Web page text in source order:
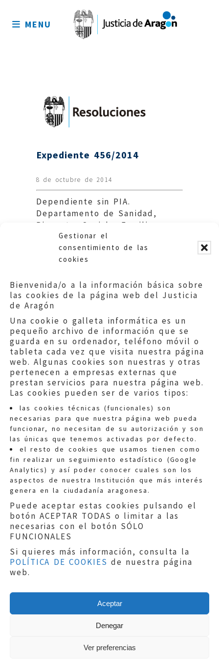
Gestionar el
consentimiento de las
cookies
Bienvenida/o a la información básica sobre
las cookies de la página web del Justicia
de Aragón
Una cookie o galleta informática es un
pequeño archivo de información que se
guarda en su ordenador, teléfono móvil o
tableta cada vez que visita nuestra página
web. Algunas cookies son nuestras y otras
pertenecen a empresas externas que
prestan servicios para nuestra página web.
Las cookies pueden ser de varios tipos:
las cookies técnicas (funcionales) son
necesarias para que nuestra página web pueda
funcionar, no necesitan de su autorización y son
las únicas que tenemos activadas por defecto.
el resto de cookies que usamos tienen como
fin realizar un seguimiento estadístico (Google
Analytics) y así poder conocer cuales son los
aspectos de nuestra Institución que más interés
genera en la ciudadanía aragonesa.
Puede aceptar estas cookies pulsando el
botón ACEPTAR TODAS o limitar a las
necesarias con el botón SÓLO
FUNCIONALES
Si quieres más información, consulta la
POLÍTICA DE COOKIES de nuestra página
web.
Aceptar
Denegar
Ver preferencias
sitio
MENU
Expediente 456/2014
8 de octubre de 2014
Dependiente sin PIA.
Departamento de Sanidad,
Bienestar Social y Familia y
Comarca de Valdejalón.
Quejas:quejas@eljusticiadearagon.es
Información general:
informacion@eljusticiadearagon.es
Teléfonos:900 210 210/
Aviso legal|Política de privacidad|
Protección de Datos
Política de cookies
Copyright © 2019El Justicia de Aragón|
Sephor Consulting